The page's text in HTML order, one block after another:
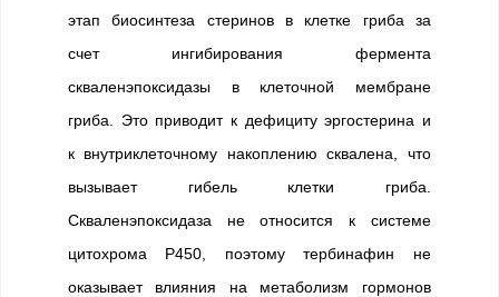
этап биосинтеза стеринов в клетке гриба за
счет ингибирования фермента
скваленэпоксидазы в клеточной мембране
гриба. Это приводит к дефициту эргостерина и
к внутриклеточному накоплению сквалена, что
вызывает гибель клетки гриба.
Скваленэпоксидаза не относится к системе
цитохрома Р450, поэтому тербинафин не
оказывает влияния на метаболизм гормонов